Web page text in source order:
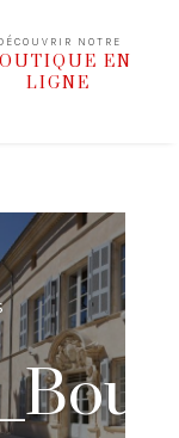
NOTRE
EN
LIGNE